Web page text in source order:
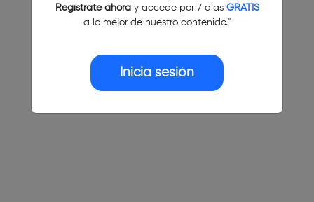
Regístrate ahoray accede por 7 días GRATIS
a lo mejor de nuestro contenido."
Inicia sesión